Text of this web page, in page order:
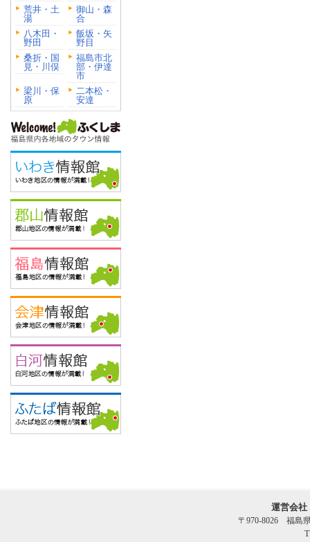
荒井・土
湯
御山・森
合
八木田・
野田
飯坂・矢
野目
桑折・国
見・川俣
福島市北
部・伊達
市
梁川・保
原
二本松・
安達
運営会
〒970-8026 福島